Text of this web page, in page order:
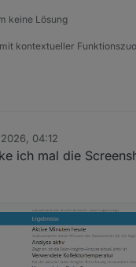
keine Lösung
kontextueller
04:12
ich mal die